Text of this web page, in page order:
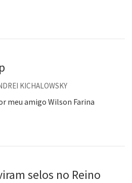
KICHALOWSKY
meu amigo Wilson Farina
selos no Reino